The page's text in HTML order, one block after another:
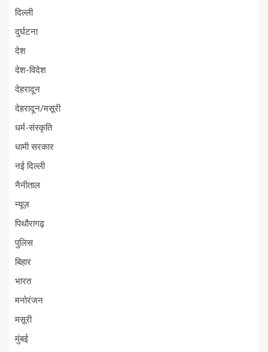
दिल्ली
दुर्घटना
देश
देश-विदेश
देहरादून
देहरादून/मसूरी
धर्म-संस्कृति
धामी सरकार
नई दिल्ली
नैनीताल
न्यूज़
पिथौरागढ़
पुलिस
बिहार
भारत
मनोरंजन
मसूरी
मुंबई